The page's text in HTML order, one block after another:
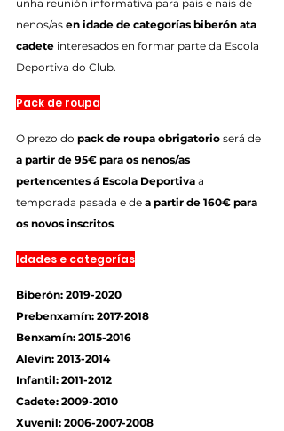
unha reunión informativa para pais e nais de
nenos/as en idade de categorías biberón ata
cadete interesados en formar parte da Escola
Deportiva do Club.
Pack de roupa
O prezo do pack de roupa obrigatorio será de
a partir de 95€ para os nenos/as
pertencentes á Escola Deportiva a
temporada pasada e de a partir de 160€ para
os novos inscritos.
Idades e categorías
Biberón: 2019-2020
Prebenxamín: 2017-2018
Benxamín: 2015-2016
Alevín: 2013-2014
Infantil: 2011-2012
Cadete: 2009-2010
Xuvenil: 2006-2007-2008